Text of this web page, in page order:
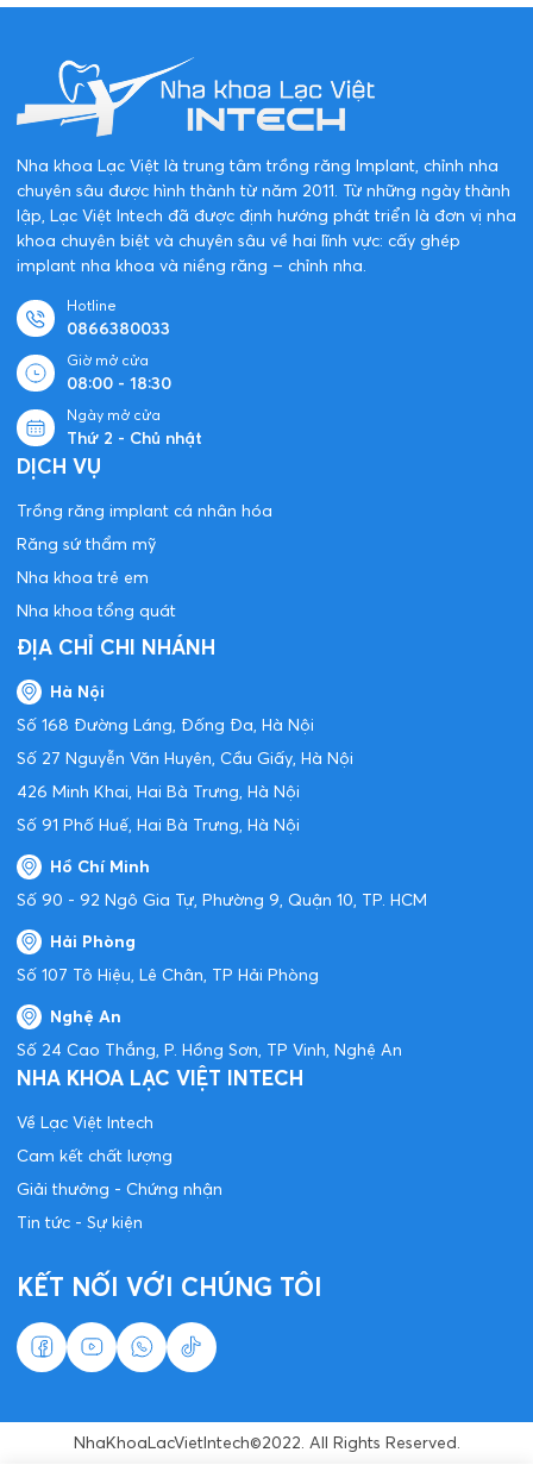
Nha khoa Lạc Việt là trung tâm trồng răng Implant, chỉnh nha
chuyên sâu được hình thành từ năm 2011. Từ những ngày thành
lập, Lạc Việt Intech đã được định hướng phát triển là đơn vị nha
khoa chuyên biệt và chuyên sâu về hai lĩnh vực: cấy ghép
implant nha khoa và niềng răng – chỉnh nha.
Hotline
0866380033
Giờ mở cửa
08:00 - 18:30
Ngày mở cửa
Thứ 2 - Chủ nhật
NHA KHOA LẠC VIỆT INTECH
Về Lạc Việt Intech
Cam kết chất lượng
Giải thưởng - Chứng nhận
Tin tức - Sự kiện
KẾT NỐI VỚI CHÚNG TÔI
DỊCH VỤ
Trồng răng implant cá nhân hóa
Răng sứ thẩm mỹ
Nha khoa trẻ em
Nha khoa tổng quát
ĐỊA CHỈ CHI NHÁNH
Hà Nội
Số 168 Đường Láng, Đống Đa, Hà Nội
Số 27 Nguyễn Văn Huyên, Cầu Giấy, Hà Nội
426 Minh Khai, Hai Bà Trưng, Hà Nội
Số 91 Phố Huế, Hai Bà Trưng, Hà Nội
Hồ Chí Minh
Số 90 - 92 Ngô Gia Tự, Phường 9, Quận 10, TP. HCM
Hải Phòng
Số 107 Tô Hiệu, Lê Chân, TP Hải Phòng
Nghệ An
Số 24 Cao Thắng, P. Hồng Sơn, TP Vinh, Nghệ An
NhaKhoaLacVietIntech©2022. All Rights Reserved.